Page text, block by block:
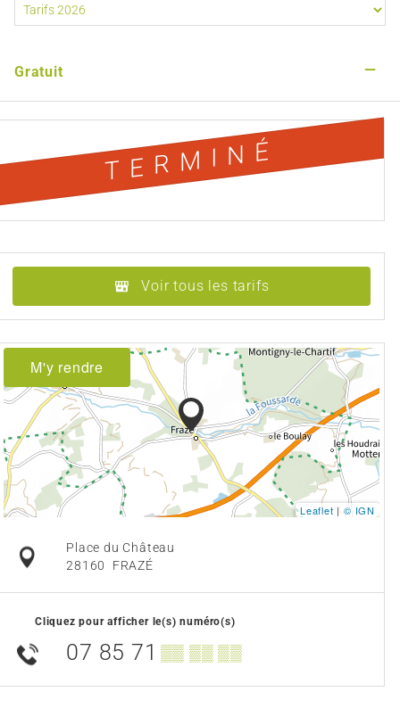
Gratuit —
TERMINÉ
Voir tous les tarifs
M'y rendre
Leaflet| © IGN
Place du Château
28160
FRAZÉ
Cliquez pour afficher le(s) numéro(s)
07 85 71 ▒▒ ▒▒ ▒▒